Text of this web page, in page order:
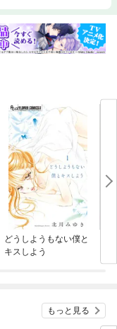
どうしようもない僕と
キスしよう
もっと見る